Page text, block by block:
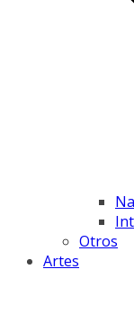
Otros
Artes